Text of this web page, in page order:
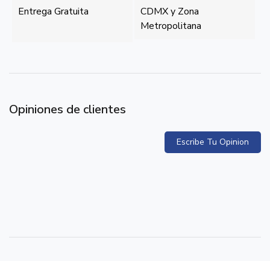
Entrega Gratuita
CDMX y Zona
Metropolitana
Opiniones de clientes
Escribe Tu Opinion